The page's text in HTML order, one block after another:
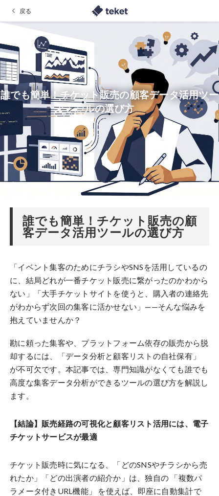
戻る
誰でも簡単！チケット販売の顧客データ活用ツー
ルの選び方
誰でも簡単！チケット販売の顧
客データ活用ツールの選び方
「イベント集客のためにチラシやSNSを活用しているの
に、結局どれが一番チケット販売に繋がったのかわから
ない」「大手チケットサイトを使うと、購入者の連絡先
がわからず次回の集客に活かせない」——そんな悩みを
抱えていませんか？
勘に頼った集客や、プラットフォーム依存の販売から脱
却するには、「データ分析と顧客リストの自社保有」
が不可欠です。本記事では、専門知識がなくても誰でも
高度な集客データ分析ができるツールの選び方を解説し
ます。
【結論】販売経路の可視化と顧客リスト活用には、電子
チケットサービスが最適
チケット販売時に気になる、「どのSNSやチラシから売
れたか」「どの出演者の紹介か」は、独自の 「複数パ
ラメータ付きURL機能」 を使えば、即座に自動集計で